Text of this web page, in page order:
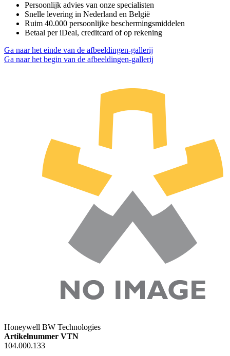
Persoonlijk advies van onze specialisten
Snelle levering in Nederland en België
Ruim 40.000 persoonlijke beschermingsmiddelen
Betaal per iDeal, creditcard of op rekening
Ga naar het einde van de afbeeldingen-gallerij
Ga naar het begin van de afbeeldingen-gallerij
Honeywell BW Technologies
Artikelnummer VTN
104.000.133